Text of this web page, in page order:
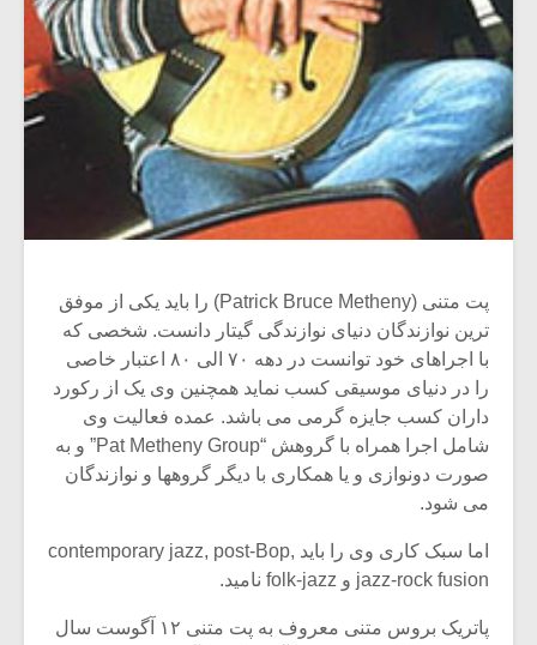
پت متنی (Patrick Bruce Metheny) را باید یکی از موفق
ترین نوازندگان دنیای نوازندگی گیتار دانست. شخصی که
با اجراهای خود توانست در دهه ۷۰ الی ۸۰ اعتبار خاصی
را در دنیای موسیقی کسب نماید همچنین وی یک از رکورد
داران کسب جایزه گرمی می باشد. عمده فعالیت وی
شامل اجرا همراه با گروهش “Pat Metheny Group” و به
صورت دونوازی و یا همکاری با دیگر گروهها و نوازندگان
می شود.
اما سبک کاری وی را باید contemporary jazz, post-Bop,
jazz-rock fusion و folk-jazz نامید.
پاتریک بروس متنی معروف به پت متنی ۱۲ آگوست سال